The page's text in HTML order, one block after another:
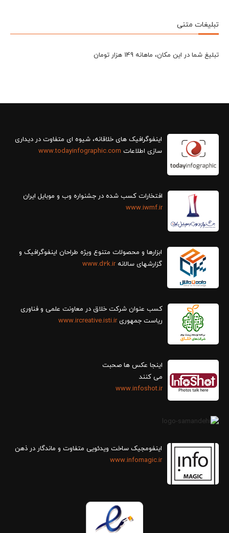
تبلیغات متنی
تبلیغ شما در این مکان، ماهانه 149 هزار تومان
سازی اطلاعات www.todayinfographic.com
افتخارات کسب شده در جشنواره وب و موبایل ایران
www.iwmf.ir
ابزارها و محصولات متنوع ویژه طراحان اینفوگرافیک و
گزارش‎های سالانه
www.d2k.ir
کسب عنوان شرکت خلاق در معاونت علمی و فناوری
ریاست جمهوریwww.ircreative.isti.ir
اینجا عکس ها صحبت
می کنند
www.infoshot.ir
اینفومجیک ساخت ویدئویی متفاوت و ماندگار در ذهن
www.infomagic.ir